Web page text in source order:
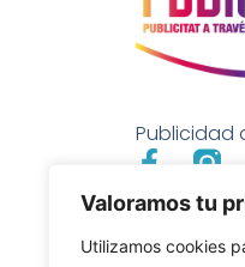
Valoramos tu
Utilizamos cookies
Publicidad